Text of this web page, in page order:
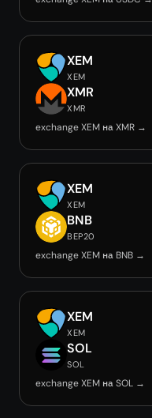
XEM
XEM
XMR
XMR
exchange XEM на XMR →
XEM
XEM
BNB
BEP20
exchange XEM на BNB →
XEM
XEM
SOL
SOL
exchange XEM на SOL →